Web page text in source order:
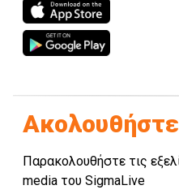
Παρακολουθήστε τις
media του SigmaLive